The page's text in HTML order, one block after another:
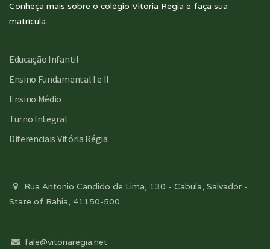
Conheça mais sobre o colégio Vitória Régia e faça sua
matrícula.
Educação Infantil
Ensino Fundamental I e II
Ensino Médio
Turno Integral
Diferenciais Vitória Régia
Rua Antonio Cândido de Lima, 130 - Cabula, Salvador -
State of Bahia, 41150-500
fale@vitoriaregia.net